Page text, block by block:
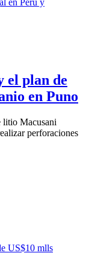
el plan de
en Puno
litio Macusani
perforaciones